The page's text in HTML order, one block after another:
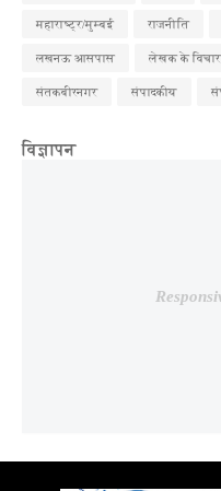
महाराष्ट्र/मुम्बई राजनीति
लखनऊ आसपास लेखक के विचार
संतकबीरनगर संपादकीय
विज्ञापन